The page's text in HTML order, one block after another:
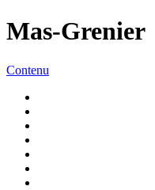
Mas-Grenier
Contenu